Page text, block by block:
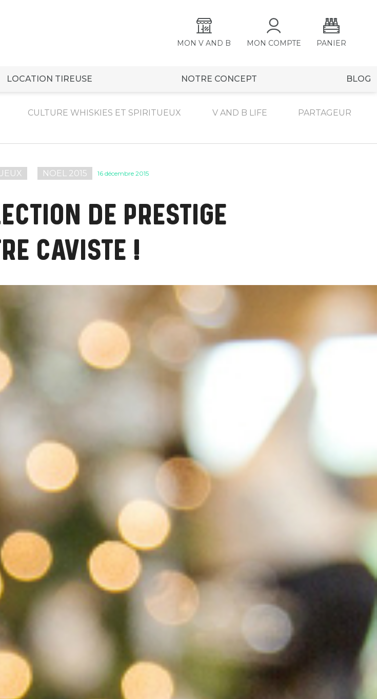
MON V AND B MON COMPTE PANIER
LOCATION TIREUSE NOTRE CONCEPT BLOG
CULTURE WHISKIES ET SPIRITUEUX V AND B LIFE PARTAGEUR
NOEL 2015 16 décembre 2015
DE PRESTIGE
CAVISTE !